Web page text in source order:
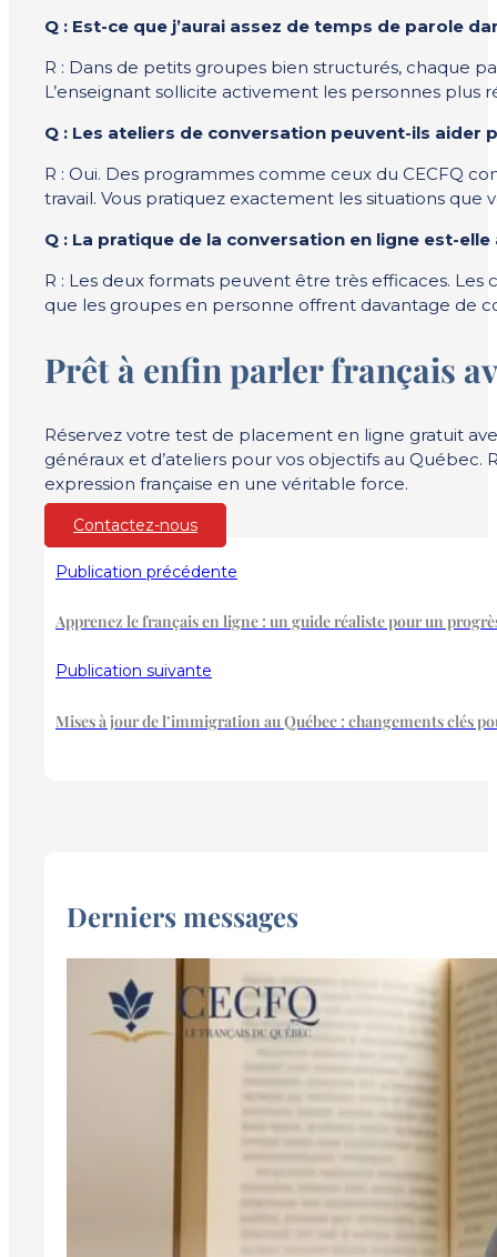
Derniers messages
Q : Est-ce que j’aurai assez de temps de parole
R : Dans de petits groupes bien structurés, chaque
L’enseignant sollicite activement les personnes plus
Q : Les ateliers de conversation peuvent-ils aider
R : Oui. Des programmes comme ceux du CECFQ
travail. Vous pratiquez exactement les situations
Q : La pratique de la conversation en ligne est-
R : Les deux formats peuvent être très efficaces. Les
que les groupes en personne offrent davantage de
Prêt à enfin parler français
Réservez votre test de placement en ligne gratuit
généraux et d’ateliers pour vos objectifs au
expression française en une véritable force.
Contactez-nous
Publication précédente
Apprenez le français en ligne : un guide réaliste pour un
Publication suivante
Mises à jour de l’immigration au Québec : changements clés